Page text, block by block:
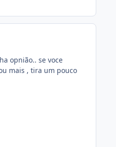
opnião.. se voce
mais , tira um pouco